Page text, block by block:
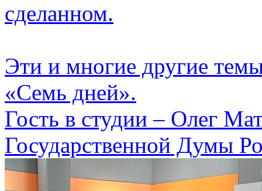
сделанном.
Эти и многие другие
«Семь дней».
Гость в студии – Олег
Государственной Думы